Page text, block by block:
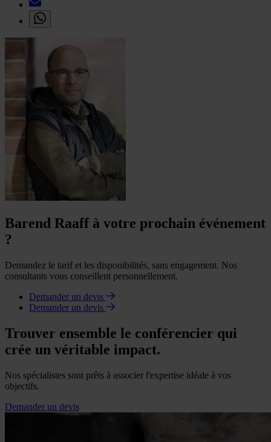
Barend Raaff à votre prochain événement
?
Demandez le tarif et les disponibilités, sans engagement. Nos
consultants vous conseillent personnellement.
Demander un devis
Demander un devis
Trouver ensemble le conférencier qui
crée un véritable impact.
Nos spécialistes sont prêts à associer l'expertise idéale à vos
objectifs.
Demander un devis